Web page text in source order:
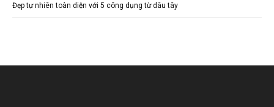
Đẹp tự nhiên toàn diện với 5 công dụng từ dâu tây